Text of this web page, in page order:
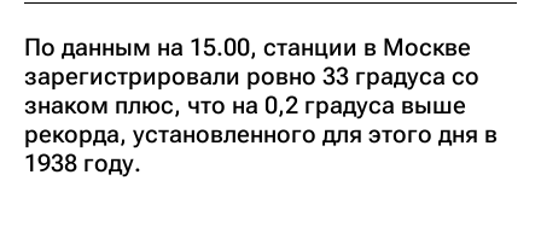
По данным на 15.00, станции в Москве
зарегистрировали ровно 33 градуса со
знаком плюс, что на 0,2 градуса выше
рекорда, установленного для этого дня в
1938 году.